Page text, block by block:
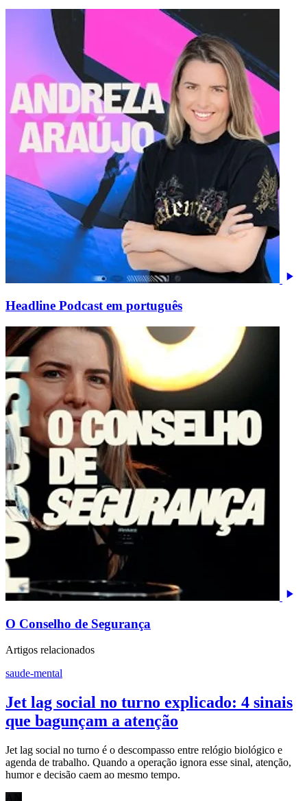
Headline Podcast em português
O Conselho de Segurança
Artigos relacionados
saude-mental
Jet lag social no turno explicado: 4 sinais
que bagunçam a atenção
Jet lag social no turno é o descompasso entre relógio biológico e
agenda de trabalho. Quando a operação ignora esse sinal, atenção,
humor e decisão caem ao mesmo tempo.